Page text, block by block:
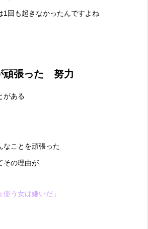
1回も起きなかったんですよね
頑張った 努力
がある
なことを頑張った
その理由が
使う女は嫌いだ」